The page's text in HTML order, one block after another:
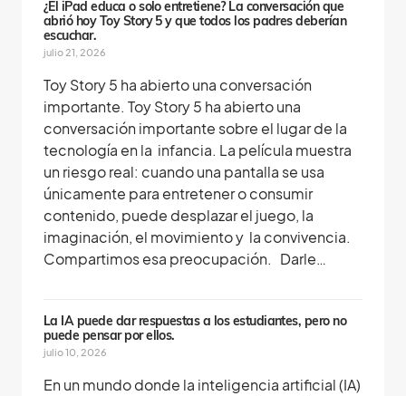
¿El iPad educa o solo entretiene? La conversación que
abrió hoy Toy Story 5 y que todos los padres deberían
escuchar.
julio 21, 2026
Toy Story 5 ha abierto una conversación
importante. Toy Story 5 ha abierto una
conversación importante sobre el lugar de la
tecnología en la infancia. La película muestra
un riesgo real: cuando una pantalla se usa
únicamente para entretener o consumir
contenido, puede desplazar el juego, la
imaginación, el movimiento y la convivencia.
Compartimos esa preocupación. Darle…
La IA puede dar respuestas a los estudiantes, pero no
puede pensar por ellos.
julio 10, 2026
En un mundo donde la inteligencia artificial (IA)